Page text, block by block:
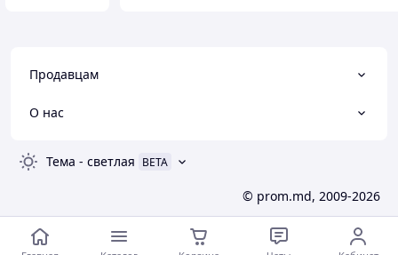
Продавцам
О нас
Тема - светлая BETA
© prom.md, 2009-2026